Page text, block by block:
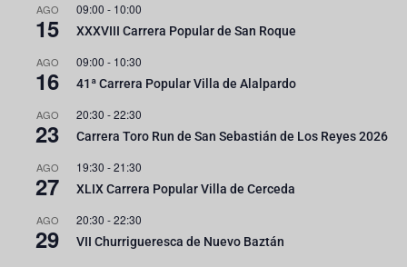
AGO
15
09:00 - 10:00
XXXVIII Carrera Popular de San Roque
AGO
16
09:00 - 10:30
41ª Carrera Popular Villa de Alalpardo
AGO
23
20:30 -22:30
Carrera Toro Run de San Sebastián de Los Reyes 2026
AGO
27
19:30 -21:30
XLIX Carrera Popular Villa de Cerceda
AGO
29
20:30 -22:30
VII Churrigueresca de Nuevo Baztán